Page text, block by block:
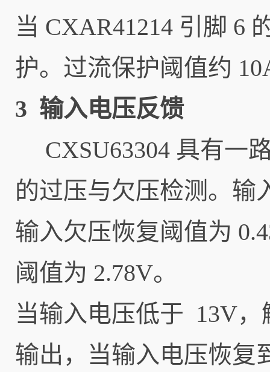
当 CXAR41214 引脚 6
护。过流保护阈值约
3 输入电压反馈
CXSU63304 具有一
的过压与欠压检测。输
输入欠压恢复阈值为
阈值为 2.78V。
当输入电压低于 13V
输出，当输入电压恢复